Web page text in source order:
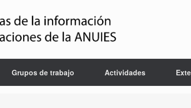
Grupos de trabajo Actividades